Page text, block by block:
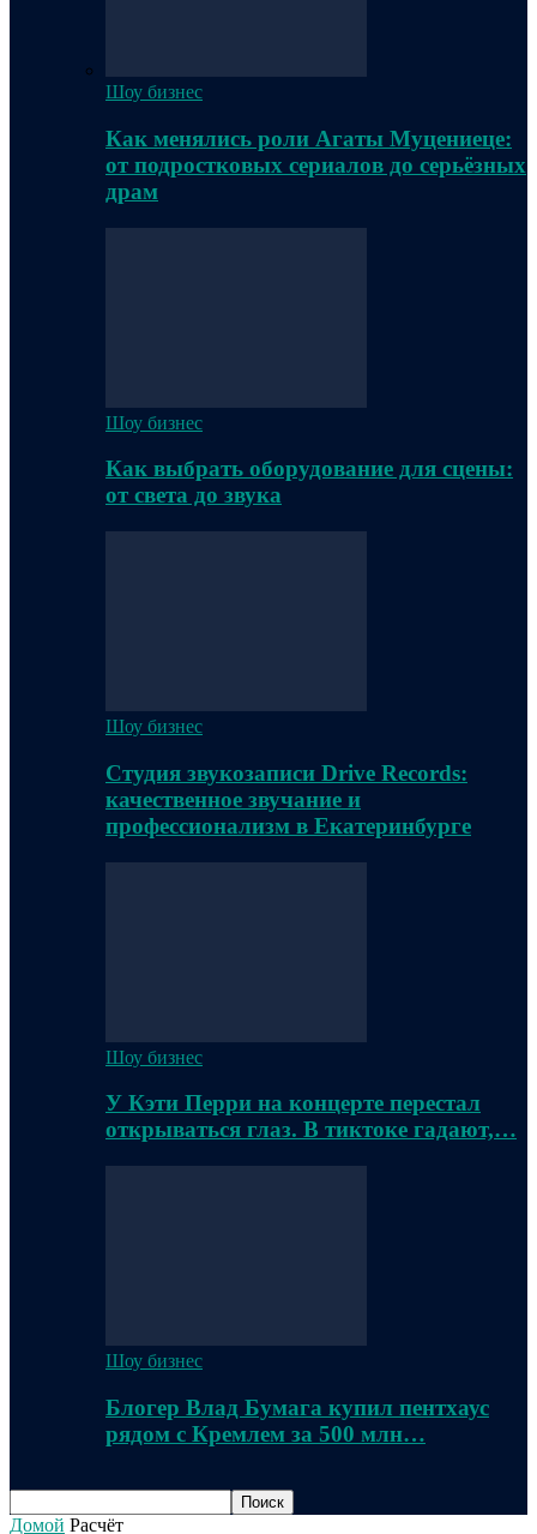
Шоу бизнес
Как менялись роли Агаты Муцениеце:
от подростковых сериалов до серьёзных
драм
Шоу бизнес
Как выбрать оборудование для сцены:
от света до звука
Шоу бизнес
Студия звукозаписи Drive Records:
качественное звучание и
профессионализм в Екатеринбурге
Шоу бизнес
У Кэти Перри на концерте перестал
открываться глаз. В тиктоке гадают,…
Шоу бизнес
Блогер Влад Бумага купил пентхаус
рядом с Кремлем за 500 млн…
Домой Расчёт